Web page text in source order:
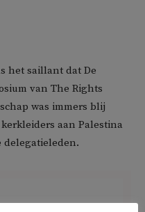
het saillant dat De
van The Rights
was immers blij
aan Palestina
delegatieleden.